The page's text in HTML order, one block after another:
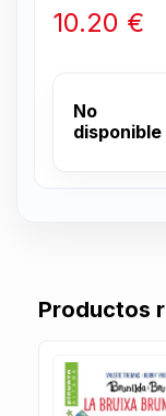
10.20 €
No
disponible
Productos